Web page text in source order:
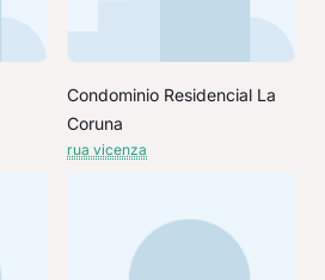
Condominio Residencial La
Coruna
rua vicenza